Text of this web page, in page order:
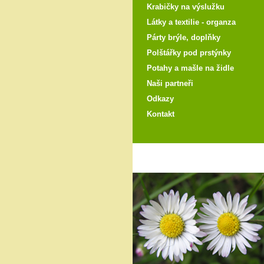
Krabičky na výslužku
Látky a textilie - organza
Párty brýle, doplňky
Polštářky pod prstýnky
Potahy a mašle na židle
Naši partneři
Odkazy
Kontakt